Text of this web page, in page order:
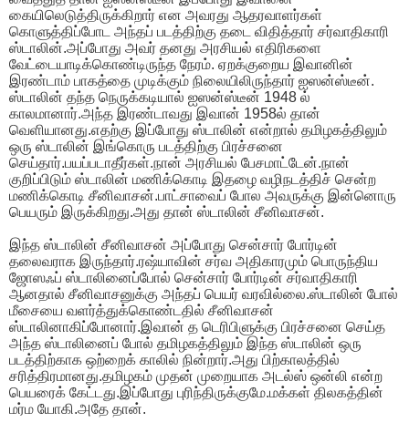
கையிலெடுத்திருக்கிறார் என அவரது ஆதரவாளர்கள்
கொளுத்திப்போட அந்தப் படத்திற்கு தடை விதித்தார் சர்வாதிகாரி
ஸ்டாலின்.அப்போது அவர் தனது அரசியல் எதிரிகளை
வேட்டையாடிக்கொண்டிருந்த நேரம். ஏறக்குறைய இவானின்
இரண்டாம் பாகத்தை முடிக்கும் நிலையிலிருந்தார் ஐஸன்ஸ்டீன்.
ஸ்டாலின் தந்த நெருக்கடியால் ஐஸன்ஸ்டீன் 1948 ல்
காலமானார்.அந்த இரண்டாவது இவான் 1958ல் தான்
வெளியானது.எதற்கு இப்போது ஸ்டாலின் என்றால் தமிழகத்திலும்
ஒரு ஸ்டாலின் இங்கொரு படத்திற்கு பிரச்சனை
செய்தார்.பயப்படாதீர்கள்.நான் அரசியல் பேசமாட்டேன்.நான்
குறிப்பிடும் ஸ்டாலின் மணிக்கொடி இதழை வழிநடத்திச் சென்ற
மணிக்கொடி சீனிவாசன்.பாட்சாவைப் போல அவருக்கு இன்னொரு
பெயரும் இருக்கிறது.அது தான் ஸ்டாலின் சீனிவாசன்.
இந்த ஸ்டாலின் சீனிவாசன் அப்போது சென்சார் போர்டின்
தலைவராக இருந்தார்.ரஷ்யாவின் சர்வ அதிகாரமும் பொருந்திய
ஜோஸஃப் ஸ்டாலினைப்போல் சென்சார் போர்டின் சர்வாதிகாரி
ஆனதால் சீனிவாசனுக்கு அந்தப் பெயர் வரவில்லை.ஸ்டாலின் போல்
மீசையை வளர்த்துக்கொண்டதில் சீனிவாசன்
ஸ்டாலினாகிப்போனார்.இவான் த டெரிபிளுக்கு பிரச்சனை செய்த
அந்த ஸ்டாலினைப் போல் தமிழகத்திலும் இந்த ஸ்டாலின் ஒரு
படத்திற்காக ஒற்றைக் காலில் நின்றார்.அது பிற்காலத்தில்
சரித்திரமானது.தமிழகம் முதன் முறையாக அடல்ஸ் ஒன்லி என்ற
பெயரைக் கேட்டது.இப்போது புரிந்திருக்குமே.மக்கள் திலகத்தின்
மர்ம யோகி.அதே தான்.